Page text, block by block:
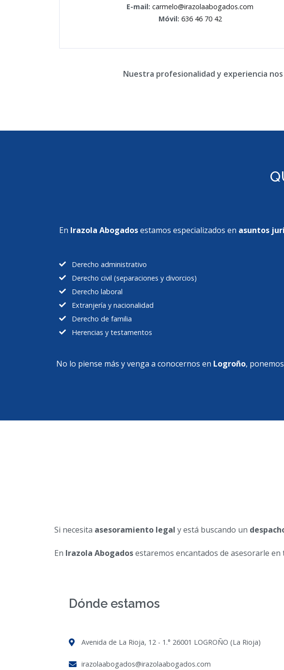
E-mail: carmelo@irazolaabogados.com
Móvil: 636 46 70 42
Nuestra profesionalidad y experiencia
En Irazola Abogadosestamos especializados en asuntos
Derecho administrativo
Derecho civil (separaciones y divorcios)
Derecho laboral
Extranjería y nacionalidad
Derecho de familia
Herencias y testamentos
No lo piense más y venga a conocernos en Logroño,
Si necesita asesoramiento legal y está buscando un
En Irazola Abogadosestaremos encantados de asesorarle en
Dónde estamos
Avenida de La Rioja, 12 - 1.° 26001 LOGROÑO (La Rioja)
irazolaabogados@irazolaabogados.com